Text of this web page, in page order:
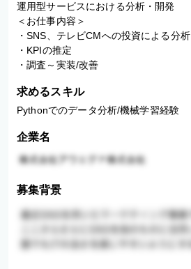
運用型サービスにおける分析・開発
＜お仕事内容＞
・SNS、テレビCMへの投資による分析
・KPIの推定
・調査～実装/改善
求めるスキル
Pythonでのデータ分析/機械学習経験
企業名
募集背景